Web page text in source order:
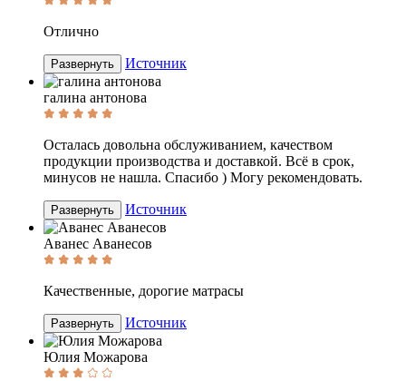
Отлично
Развернуть Источник
галина антонова
Осталась довольна обслуживанием, качеством
продукции производства и доставкой. Всё в срок,
минусов не нашла. Спасибо ) Могу рекомендовать.
Развернуть Источник
Аванес Аванесов
Качественные, дорогие матрасы
Развернуть Источник
Юлия Можарова